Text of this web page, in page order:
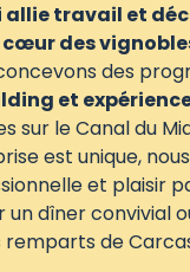
allie travail et
des
des
et
sur le Canal du
est unique,
et plaisir
dîner convivial
de